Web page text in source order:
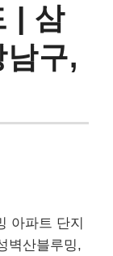
| 삼
구,
아파트 단지
벽산블루밍,